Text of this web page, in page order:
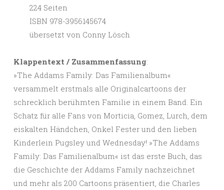
224 Seiten
ISBN 978-3956145674
übersetzt von Conny Lösch
Klappentext / Zusammenfassung:
»The Addams Family: Das Familienalbum«
versammelt erstmals alle Originalcartoons der
schrecklich berühmten Familie in einem Band. Ein
Schatz für alle Fans von Morticia, Gomez, Lurch, dem
eiskalten Händchen, Onkel Fester und den lieben
Kinderlein Pugsley und Wednesday! »The Addams
Family: Das Familienalbum« ist das erste Buch, das
die Geschichte der Addams Family nachzeichnet
und mehr als 200 Cartoons präsentiert, die Charles